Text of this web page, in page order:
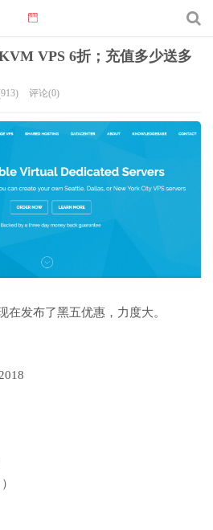
VPS 6折；充值多少送多
评论(0)
在发布了黑五优惠，力度大。